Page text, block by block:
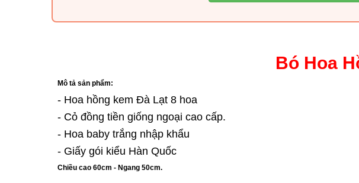
Bó Hoa
Mô tả sản phẩm:
- Hoa hồng kem Đà Lạt 8 hoa
- Cỏ đồng tiền giống ngoại cao cấp.
- Hoa baby trắng nhập khẩu
- Giấy gói kiểu Hàn Quốc
Chiều cao 60cm - Ngang 50cm.